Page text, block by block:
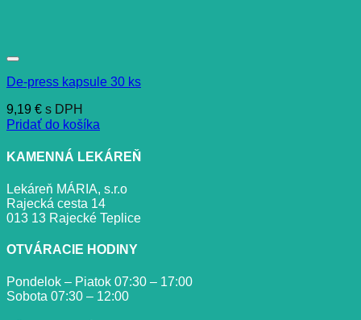
De-press kapsule 30 ks
9,19 € s DPH
Pridať do košíka
KAMENNÁ LEKÁREŇ
Lekáreň MÁRIA, s.r.o
Rajecká cesta 14
013 13 Rajecké Teplice
OTVÁRACIE HODINY
Pondelok – Piatok 07:30 – 17:00
Sobota 07:30 – 12:00